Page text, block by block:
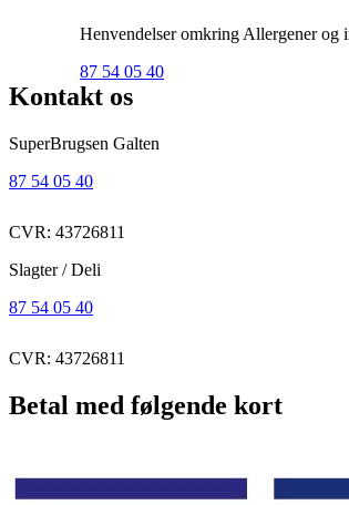
Henvendelser omkring Allergener og
87 54 05 40
Kontakt os
SuperBrugsen Galten
87 54 05 40
CVR: 43726811
Slagter / Deli
87 54 05 40
CVR: 43726811
Betal med følgende kort